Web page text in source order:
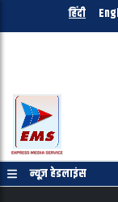
हिंदी
न्यूज़ हेडलाइंस
की जरुरत नहीं